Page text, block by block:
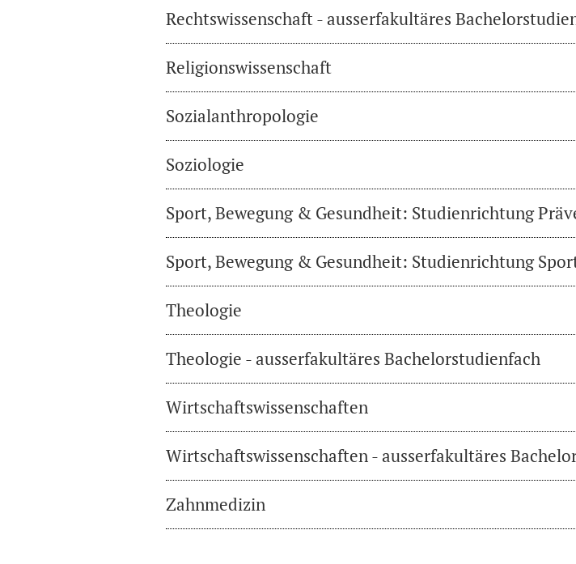
Rechtswissenschaft - ausserfakultäres
Religionswissenschaft
Sozialanthropologie
Soziologie
Sport, Bewegung & Gesundheit: Studienrichtung
Sport, Bewegung & Gesundheit: Studienrichtung
Theologie
Theologie - ausserfakultäres Bachelorstudienfach
Wirtschaftswissenschaften
Wirtschaftswissenschaften - ausserfakultäres
Zahnmedizin